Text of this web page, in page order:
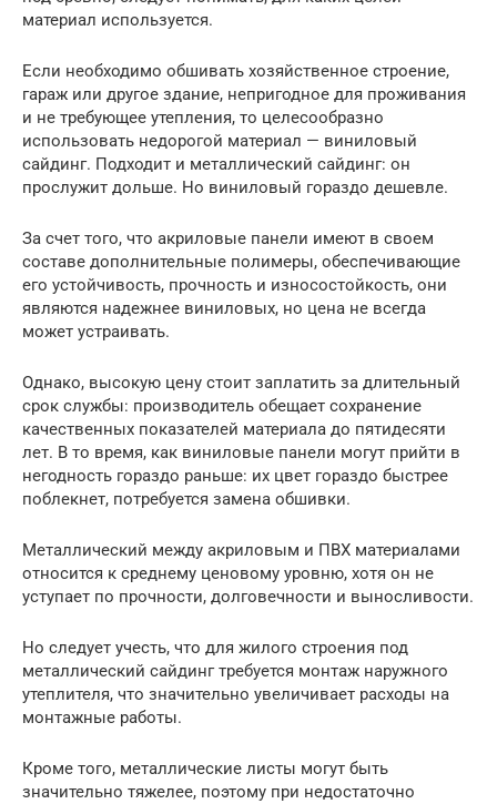
материал используется.
Если необходимо обшивать хозяйственное строение,
гараж или другое здание, непригодное для проживания
и не требующее утепления, то целесообразно
использовать недорогой материал — виниловый
сайдинг. Подходит и металлический сайдинг: он
прослужит дольше. Но виниловый гораздо дешевле.
За счет того, что акриловые панели имеют в своем
составе дополнительные полимеры, обеспечивающие
его устойчивость, прочность и износостойкость, они
являются надежнее виниловых, но цена не всегда
может устраивать.
Однако, высокую цену стоит заплатить за длительный
срок службы: производитель обещает сохранение
качественных показателей материала до пятидесяти
лет. В то время, как виниловые панели могут прийти в
негодность гораздо раньше: их цвет гораздо быстрее
поблекнет, потребуется замена обшивки.
Металлический между акриловым и ПВХ материалами
относится к среднему ценовому уровню, хотя он не
уступает по прочности, долговечности и выносливости.
Но следует учесть, что для жилого строения под
металлический сайдинг требуется монтаж наружного
утеплителя, что значительно увеличивает расходы на
монтажные работы.
Кроме того, металлические листы могут быть
значительно тяжелее, поэтому при недостаточно